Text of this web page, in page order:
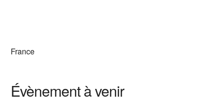
France
Évènement à venir